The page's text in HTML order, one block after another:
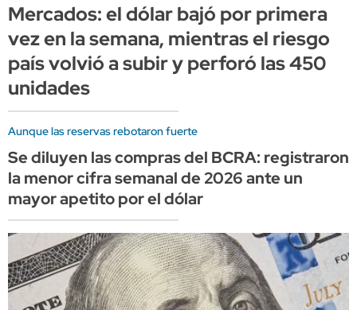
Mercados: el dólar bajó por primera
vez en la semana, mientras el riesgo
país volvió a subir y perforó las 450
unidades
Aunque las reservas rebotaron fuerte
Se diluyen las compras del BCRA: registraron
la menor cifra semanal de 2026 ante un
mayor apetito por el dólar